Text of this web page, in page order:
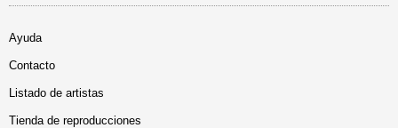
Ayuda
Contacto
Listado de artistas
Tienda de reproducciones